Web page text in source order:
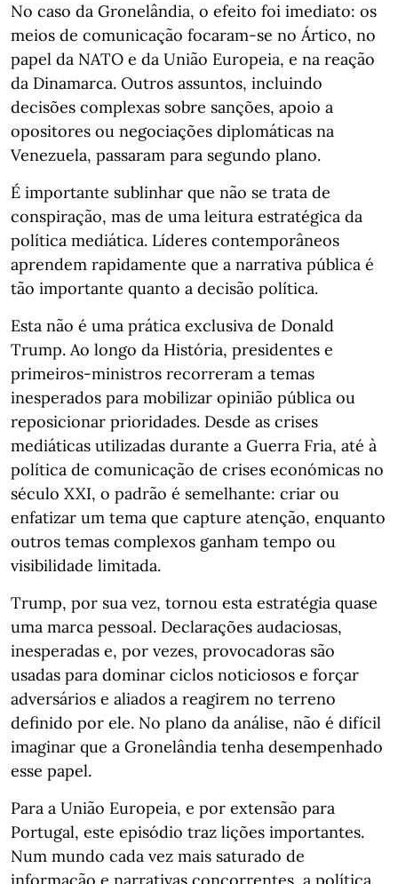
No caso da Gronelândia, o efeito foi imediato: os
meios de comunicação focaram-se no Ártico, no
papel da NATO e da União Europeia, e na reação
da Dinamarca. Outros assuntos, incluindo
decisões complexas sobre sanções, apoio a
opositores ou negociações diplomáticas na
Venezuela, passaram para segundo plano.
É importante sublinhar que não se trata de
conspiração, mas de uma leitura estratégica da
política mediática. Líderes contemporâneos
aprendem rapidamente que a narrativa pública é
tão importante quanto a decisão política.
Esta não é uma prática exclusiva de Donald
Trump. Ao longo da História, presidentes e
primeiros-ministros recorreram a temas
inesperados para mobilizar opinião pública ou
reposicionar prioridades. Desde as crises
mediáticas utilizadas durante a Guerra Fria, até à
política de comunicação de crises económicas no
século XXI, o padrão é semelhante: criar ou
enfatizar um tema que capture atenção, enquanto
outros temas complexos ganham tempo ou
visibilidade limitada.
Trump, por sua vez, tornou esta estratégia quase
uma marca pessoal. Declarações audaciosas,
inesperadas e, por vezes, provocadoras são
usadas para dominar ciclos noticiosos e forçar
adversários e aliados a reagirem no terreno
definido por ele. No plano da análise, não é difícil
imaginar que a Gronelândia tenha desempenhado
esse papel.
Para a União Europeia, e por extensão para
Portugal, este episódio traz lições importantes.
Num mundo cada vez mais saturado de